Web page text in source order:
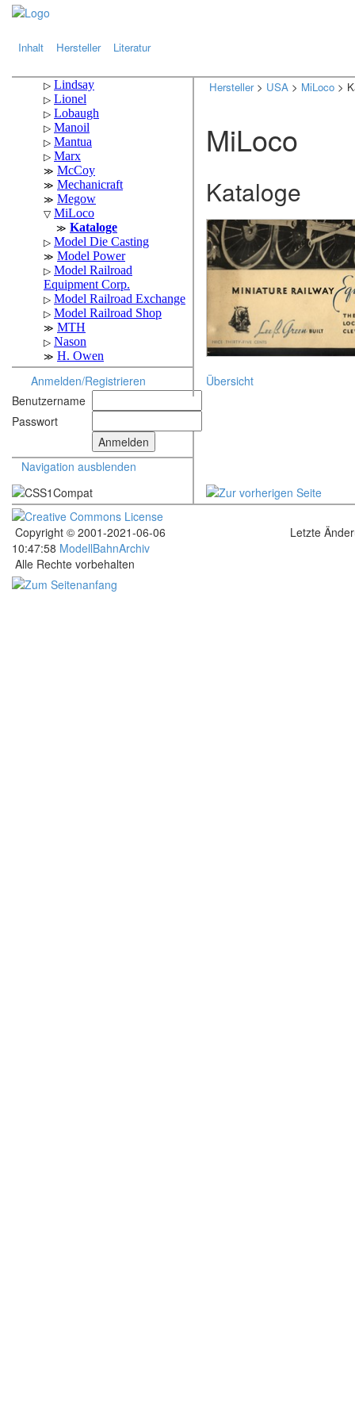
Inhalt Hersteller Literatur
Anmelden/Registrieren
Benutzername
Passwort
Navigation ausblenden
Hersteller> USA > MiLoco >
MiLoco
Kataloge
Übersicht
Copyright © 2001-2021-06-06
10:47:58 ModellBahnArchiv
Letzte
Alle Rechte vorbehalten